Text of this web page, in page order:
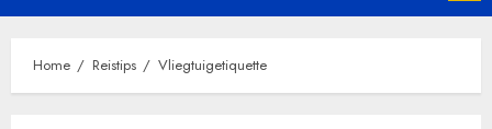
menu
Home Reistips Vliegtuigetiquette